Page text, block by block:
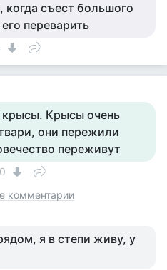
когда съест большого
переварить
Крысы очень
они пережили
переживут
0
комментарии
я в степи живу, у